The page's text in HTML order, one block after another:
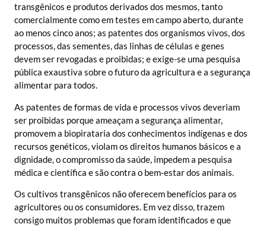
transgênicos e produtos derivados dos mesmos, tanto
comercialmente como em testes em campo aberto, durante
ao menos cinco anos; as patentes dos organismos vivos, dos
processos, das sementes, das linhas de células e genes
devem ser revogadas e proibidas; e exige-se uma pesquisa
pública exaustiva sobre o futuro da agricultura e a segurança
alimentar para todos.
As patentes de formas de vida e processos vivos deveriam
ser proibidas porque ameaçam a segurança alimentar,
promovem a biopirataria dos conhecimentos indígenas e dos
recursos genéticos, violam os direitos humanos básicos e a
dignidade, o compromisso da saúde, impedem a pesquisa
médica e científica e são contra o bem-estar dos animais.
Os cultivos transgênicos não oferecem benefícios para os
agricultores ou os consumidores. Em vez disso, trazem
consigo muitos problemas que foram identificados e que